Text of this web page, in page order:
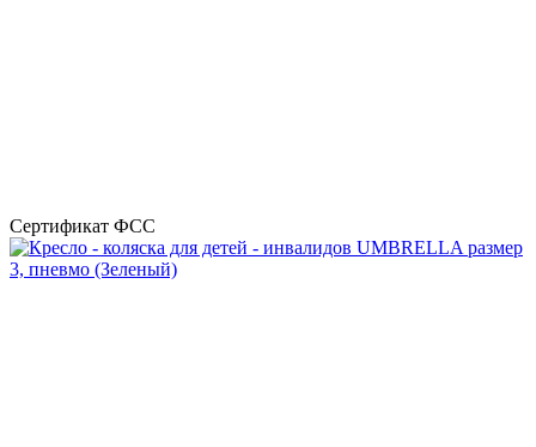
Сертификат ФСС